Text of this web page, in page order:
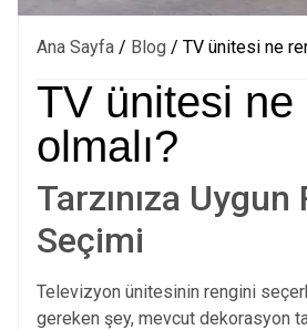
Ana Sayfa / Blog / TV ünitesi ne
TV ünitesi ne
olmalı?
Tarzınıza Uygun
Seçimi
Televizyon ünitesinin rengini
gereken şey, mevcut dekorasyon